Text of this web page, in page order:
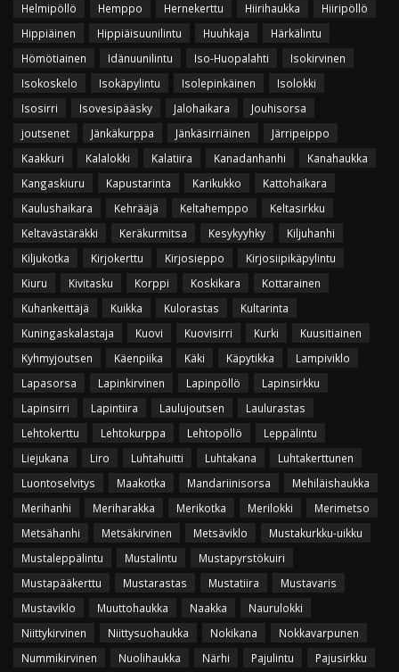
Helmipöllö
Hemppo Hernekerttu Hiirihaukka
Hiiripöllö
Hippiäinen
Hippiäisuunilintu Huuhkaja
Härkälintu
Hömötiainen
Idänuunilintu Iso-Huopalahti
Isokirvinen
Isokoskelo
Isokäpylintu Isolepinkäinen
Isolokki
Isosirri
Isovesipääsky Jalohaikara
Jouhisorsa
joutsenet
Jänkäkurppa Jänkäsirriäinen
Järripeippo
Kaakkuri
Kalalokki Kalatiira Kanadanhanhi
Kanahaukka
Kangaskiuru
Kapustarinta Karikukko
Kattohaikara
Kaulushaikara
Kehrääjä Keltahemppo
Keltasirkku
Keltavästäräkki
Keräkurmitsa Kesykyyhky
Kiljuhanhi
Kiljukotka
Kirjokerttu Kirjosieppo
Kirjosiipikäpylintu
Kiuru
Kivitasku Korppi Koskikara
Kottarainen
Kuhankeittäjä
Kuikka Kulorastas
Kultarinta
Kuningaskalastaja
Kuovi Kuovisirri Kurki
Kuusitiainen
Kyhmyjoutsen
Käenpiika Käki Käpytikka
Lampiviklo
Lapasorsa
Lapinkirvinen Lapinpöllö
Lapinsirkku
Lapinsirri
Lapintiira Laulujoutsen
Laulurastas
Lehtokerttu
Lehtokurppa Lehtopöllö
Leppälintu
Liejukana
Liro Luhtahuitti Luhtakana
Luhtakerttunen
Luontoselvitys
Maakotka Mandariinisorsa
Mehiläishaukka
Merihanhi
Meriharakka Merikotka Merilokki
Merimetso
Metsähanhi
Metsäkirvinen Metsäviklo
Mustakurkku-uikku
Mustaleppälintu
Mustalintu
Mustapyrstökuiri
Mustapääkerttu
Mustarastas Mustatiira
Mustavaris
Mustaviklo
Muuttohaukka Naakka
Naurulokki
Niittykirvinen
Niittysuohaukka Nokikana
Nokkavarpunen
Nummikirvinen
Nuolihaukka Närhi Pajulintu
Pajusirkku